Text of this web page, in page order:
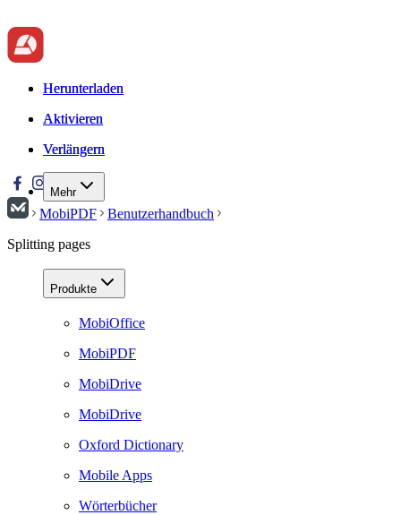
Herunterladen
Aktivieren
Verlängern
Mehr
Herunterladen
Aktivieren
Verlängern
MobiPDF
Benutzerhandbuch
Splitting pages
Produkte
MobiOffice
MobiPDF
MobiDrive
MobiDrive
Oxford Dictionary
Mobile Apps
Wörterbücher